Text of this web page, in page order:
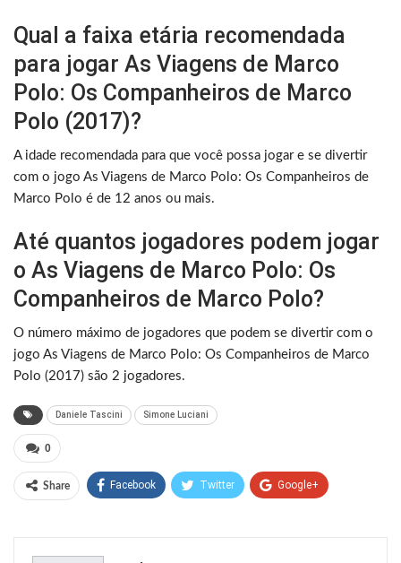
Qual a faixa etária recomendada
para jogar As Viagens de Marco
Polo: Os Companheiros de Marco
Polo (2017)?
A idade recomendada para que você possa jogar e se divertir
com o jogo As Viagens de Marco Polo: Os Companheiros de
Marco Polo é de 12 anos ou mais.
Até quantos jogadores podem jogar
o As Viagens de Marco Polo: Os
Companheiros de Marco Polo?
O número máximo de jogadores que podem se divertir com o
jogo As Viagens de Marco Polo: Os Companheiros de Marco
Polo (2017) são 2 jogadores.
Daniele Tascini Simone Luciani
0
Share Facebook Twitter Google+
Email